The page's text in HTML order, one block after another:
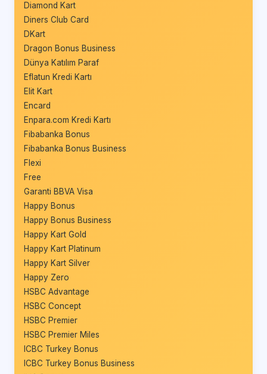
Diamond Kart
Diners Club Card
DKart
Dragon Bonus Business
Dünya Katılım Paraf
Eflatun Kredi Kartı
Elit Kart
Encard
Enpara.com Kredi Kartı
Fibabanka Bonus
Fibabanka Bonus Business
Flexi
Free
Garanti BBVA Visa
Happy Bonus
Happy Bonus Business
Happy Kart Gold
Happy Kart Platinum
Happy Kart Silver
Happy Zero
HSBC Advantage
HSBC Concept
HSBC Premier
HSBC Premier Miles
ICBC Turkey Bonus
ICBC Turkey Bonus Business